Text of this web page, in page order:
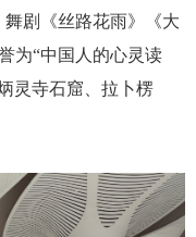
舞剧《丝路花雨》《大
为“中国人的心灵读
灵寺石窟、拉卜楞